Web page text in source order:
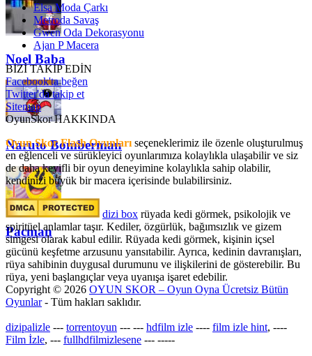
Noel Baba
Naruto Bomberman
Pacman
Elsa Moda Çarkı
Metroda Savaş
Gwen Oda Dekorasyonu
Ajan P Macera
BİZİ TAKİP EDİN
Facebook'ta beğen
Twitter'da takip et
Sitemap
OyunSkor HAKKINDA
Oyun Skor Flash Oyunları seçeneklerimiz ile özenle oluşturulmuş
en eğlenceli ve sürükleyici oyunlarımıza kolaylıkla ulaşabilir ve siz
de daha keyifli bir oyun deneyimine kolaylıkla sahip olabilir,
kendinizi büyük bir macera içerisinde bulabilirsiniz.
dizi box rüyada kedi görmek​, psikolojik ve
spiritüel anlamlar taşır. Kediler, özgürlük, bağımsızlık ve gizem
simgesi olarak kabul edilir. Rüyada kedi görmek, kişinin içsel
gücünü keşfetme arzusunu yansıtabilir. Ayrıca, kedinin davranışları,
rüya sahibinin duygusal durumunu ve ilişkilerini de gösterebilir. Bu
rüya, yeni başlangıçlar veya uyanışa işaret edebilir.
Copyright © 2026 OYUN SKOR – Oyun Oyna Ücretsiz Bütün
Oyunlar- Tüm hakları saklıdır.
dizipalizle --- torrentoyun --- --- hdfilm izle ---- film izle hint, ----
Film İzle, --- fullhdfilmizlesene --- -----